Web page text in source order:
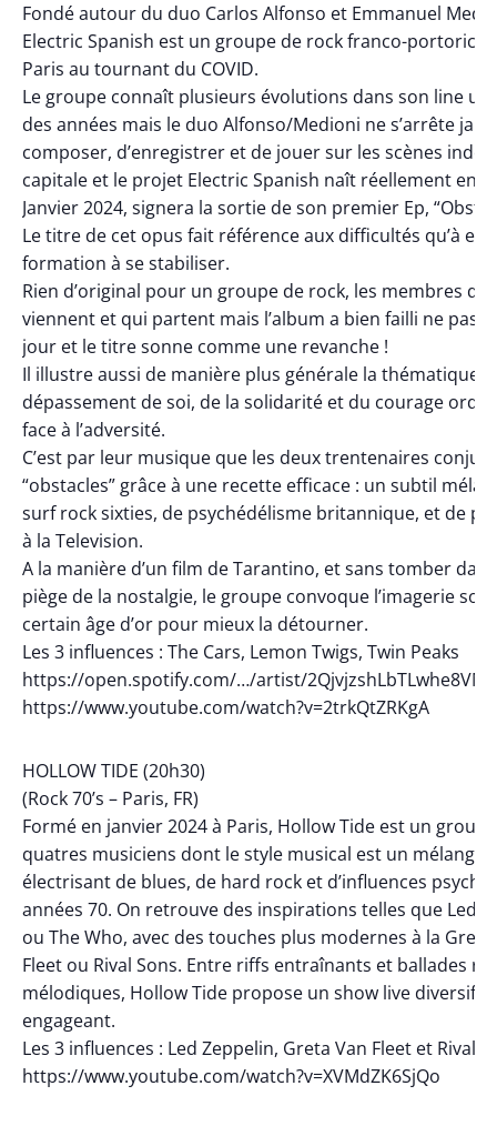
Fondé autour du duo Carlos Alfonso et Emmanuel
Electric Spanish est un groupe de rock franco-
Paris au tournant du COVID.
Le groupe connaît plusieurs évolutions dans son line up
des années mais le duo Alfonso/Medioni ne s’arrête
composer, d’enregistrer et de jouer sur les scènes indés
capitale et le projet Electric Spanish naît réellement en
Janvier 2024, signera la sortie de son premier Ep,
Le titre de cet opus fait référence aux difficultés qu’à eu
formation à se stabiliser.
Rien d’original pour un groupe de rock, les membres qui
viennent et qui partent mais l’album a bien failli ne pas
jour et le titre sonne comme une revanche !
Il illustre aussi de manière plus générale la thématique
dépassement de soi, de la solidarité et du courage
face à l’adversité.
C’est par leur musique que les deux trentenaires
“obstacles” grâce à une recette efficace : un subtil
surf rock sixties, de psychédélisme britannique, et de
à la Television.
A la manière d’un film de Tarantino, et sans tomber
piège de la nostalgie, le groupe convoque l’imagerie
certain âge d’or pour mieux la détourner.
Les 3 influences : The Cars, Lemon Twigs, Twin Peaks
https://open.spotify.com/…/artist/
https://www.youtube.com/watch?v=2trkQtZRKgA
HOLLOW TIDE (20h30)
(Rock 70’s – Paris, FR)
Formé en janvier 2024 à Paris, Hollow Tide est un
quatres musiciens dont le style musical est un mélange
électrisant de blues, de hard rock et d’influences psyché
années 70. On retrouve des inspirations telles que Led
ou The Who, avec des touches plus modernes à la Greta
Fleet ou Rival Sons. Entre riffs entraînants et ballades
mélodiques, Hollow Tide propose un show live diversifié
engageant.
Les 3 influences : Led Zeppelin, Greta Van Fleet et Rival
https://www.youtube.com/watch?v=XVMdZK6SjQo